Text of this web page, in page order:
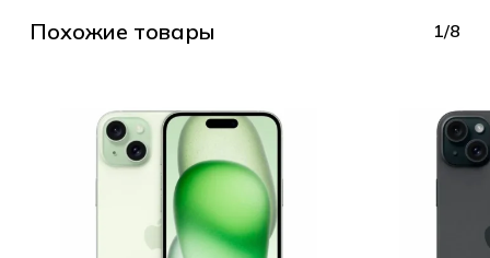
Похожие товары 1/8